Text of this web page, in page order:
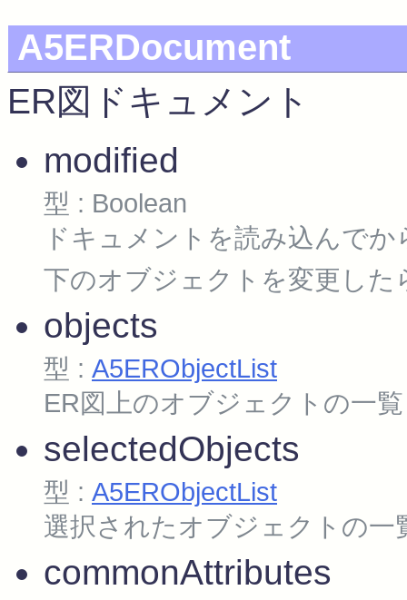
A5ERDocument
ER図ドキュメント
modified
型 : Boolean
ドキュメントを読み込んで
下のオブジェクトを変更し
objects
型 : A5ERObjectList
ER図上のオブジェクトの一覧
selectedObjects
型 : A5ERObjectList
選択されたオブジェクトの一
commonAttributes